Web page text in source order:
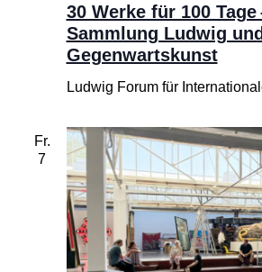
30 Werke für 100 Tage
Sammlung Ludwig
Gegenwartskunst
Ludwig Forum für
Fr.
7